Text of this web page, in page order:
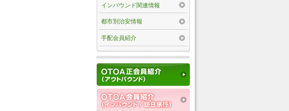
インバウンド関連情報
都市別治安情報
手配会員紹介